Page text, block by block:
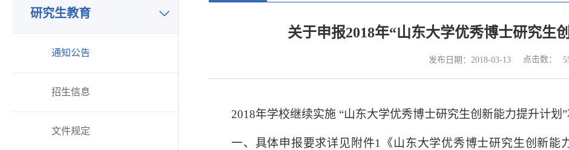
研究生教育
通知公告
招生信息
文件规定
关于申报2018年“山东大学优秀博士研究生
发布日期：2018-03-13 点击数：
2018年学校继续实施 “山东大学优秀博士研究生创新能力提升计划 ”
一、具体申报要求详见附件1 《山东大学优秀博士研究生创新